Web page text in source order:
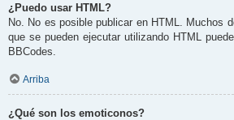
¿Puedo usar HTML?
No. No es posible publicar en HTML. Muchos
que se pueden ejecutar utilizando HTML
BBCodes.
Arriba
¿Qué son los emoticonos?